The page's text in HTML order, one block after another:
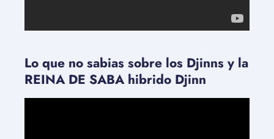
Lo que no sabias sobre los Djinns y la
REINA DE SABA hibrido Djinn